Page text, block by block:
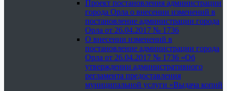
Проект постановления администрации
города Орла о внесении изменений в
постановление администрации города
Орла от 26.04.2017 № 1736
О внесении изменений в
постановление администрации города
Орла от 26.04.2017 № 1736 «Об
утверждении административного
регламента предоставления
муниципальной услуги «Выдача копий